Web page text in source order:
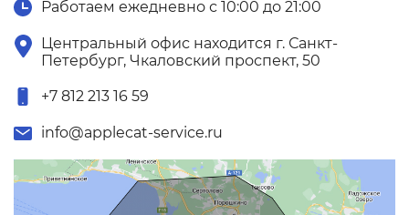
Работаем ежедневно с 10:00 до 21:00
Центральный офис находится г. Санкт-
Петербург, Чкаловский проспект, 50
+7 812 213 16 59
info@applecat-service.ru